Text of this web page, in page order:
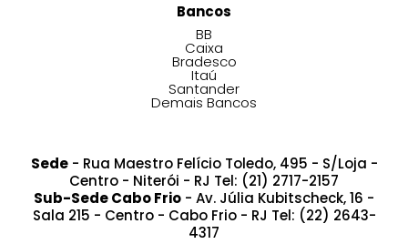
Bancos
BB
Caixa
Bradesco
Itaú
Santander
Demais Bancos
Sede- Rua Maestro Felício Toledo, 495 - S/Loja -
Centro - Niterói - RJ Tel: (21) 2717-2157
Sub-Sede Cabo Frio - Av. Júlia Kubitscheck, 16 -
Sala 215 - Centro - Cabo Frio - RJ Tel: (22) 2643-
4317